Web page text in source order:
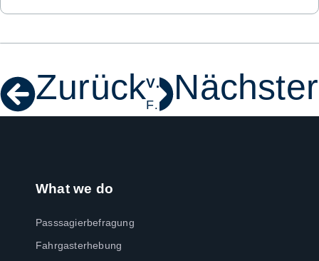
Zurück Voriger Beitrag
Freude am Neuen – endlich ist Marktforschung wieder spannend!
Nächster Beitrag
Handel im Wandel
Nächster
What we do
Passsagierbefragung
Fahrgasterhebung